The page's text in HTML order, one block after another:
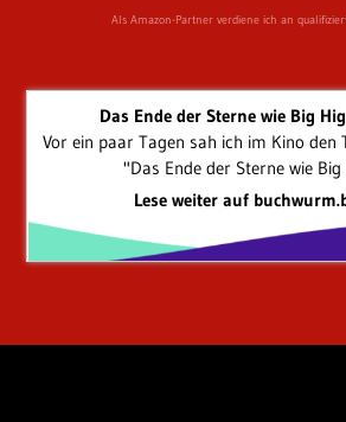
Als Amazon-Partner verdiene ich an
Das Ende der Sterne wie Big
Vor ein paar Tagen sah ich im Kino
"Das Ende der Sterne wie Big
Lese weiter auf